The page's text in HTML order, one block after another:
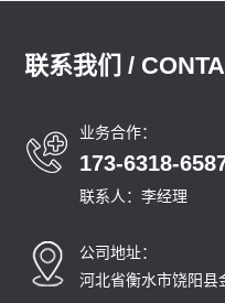
联系我们 /
业务合作：
173-6318-
联系人：李经理
公司地址：
河北省衡水市饶阳县